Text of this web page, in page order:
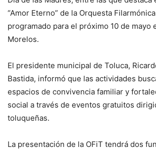
“Amor Eterno” de la Orquesta
programado para el próximo 10 de mayo
Morelos.
El presidente municipal de Toluca,
Bastida, informó que las actividades
espacios de convivencia familiar y
social a través de eventos gratuitos
toluqueñas.
La presentación de la OFiT tendrá dos